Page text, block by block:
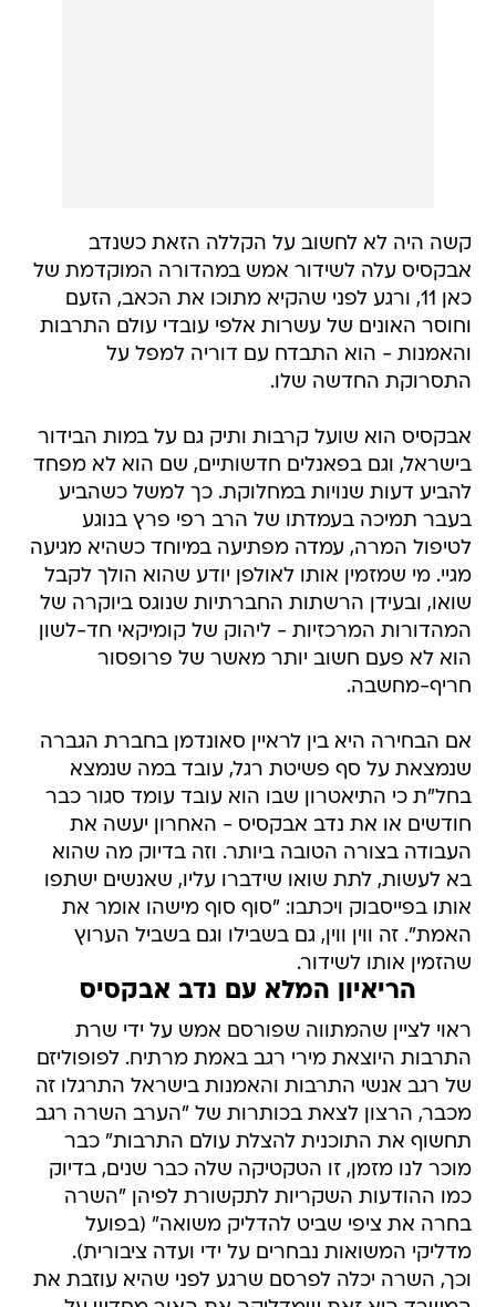
קשה היה לא לחשוב על הקללה הזאת כשנדב
אבקסיס עלה לשידור אמש במהדורה המוקדמת של
כאן 11, ורגע לפני שהקיא מתוכו את הכאב, הזעם
וחוסר האונים של עשרות אלפי עובדי עולם התרבות
והאמנות - הוא התבדח עם דוריה למפל על
התסרוקת החדשה שלו.
אבקסיס הוא שועל קרבות ותיק גם על במות הבידור
בישראל, וגם בפאנלים חדשותיים, שם הוא לא מפחד
להביע דעות שנויות במחלוקת. כך למשל כשהביע
בעבר תמיכה בעמדתו של הרב רפי פרץ בנוגע
לטיפול המרה, עמדה מפתיעה במיוחד כשהיא מגיעה
מגיי. מי שמזמין אותו לאולפן יודע שהוא הולך לקבל
שואו, ובעידן הרשתות החברתיות שנוגס ביוקרה של
המהדורות המרכזיות - ליהוק של קומיקאי חד-לשון
הוא לא פעם חשוב יותר מאשר של פרופסור
חריף-מחשבה.
אם הבחירה היא בין לראיין סאונדמן בחברת הגברה
שנמצאת על סף פשיטת רגל, עובד במה שנמצא
בחל"ת כי התיאטרון שבו הוא עובד עומד סגור כבר
חודשים או את נדב אבקסיס - האחרון יעשה את
העבודה בצורה הטובה ביותר. וזה בדיוק מה שהוא
בא לעשות, לתת שואו שידברו עליו, שאנשים ישתפו
אותו בפייסבוק ויכתבו: "סוף סוף מישהו אומר את
האמת". זה ווין ווין, גם בשבילו וגם בשביל הערוץ
שהזמין אותו לשידור.
הריאיון המלא עם נדב אבקסיס
ראוי לציין שהמתווה שפורסם אמש על ידי שרת
התרבות היוצאת מירי רגב באמת מרתיח. לפופוליזם
של רגב אנשי התרבות והאמנות בישראל התרגלו זה
מכבר, הרצון לצאת בכותרות של "הערב השרה רגב
תחשוף את התוכנית להצלת עולם התרבות" כבר
מוכר לנו מזמן, זו הטקטיקה שלה כבר שנים, בדיוק
כמו ההודעות השקריות לתקשורת לפיהן "השרה
בחרה את ציפי שביט להדליק משואה" (בפועל
מדליקי המשואות נבחרים על ידי ועדה ציבורית).
וכך, השרה יכלה לפרסם שרגע לפני שהיא עוזבת את